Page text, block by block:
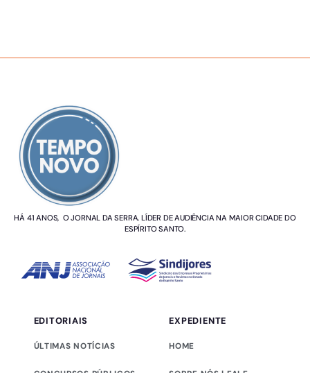
HÁ 41 ANOS, O JORNAL DA SERRA. LÍDER DE AUDIÊNCIA NA MAIOR CIDADE DO
ESPÍRITO SANTO.
EDITORIAIS
ÚLTIMAS NOTÍCIAS
EXPEDIENTE
HOME